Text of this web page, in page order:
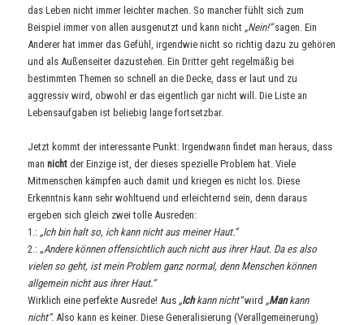
das Leben nicht immer leichter machen. So mancher fühlt sich zum
Beispiel immer von allen ausgenutzt und kann nicht „Nein!“sagen. Ein
Anderer hat immer das Gefühl, irgendwie nicht so richtig dazu zu gehören
und als Außenseiter dazustehen. Ein Dritter geht regelmäßig bei
bestimmten Themen so schnell an die Decke, dass er laut und zu
aggressiv wird, obwohl er das eigentlich gar nicht will. Die Liste an
Lebensaufgaben ist beliebig lange fortsetzbar.
Jetzt kommt der interessante Punkt: Irgendwann findet man heraus, dass
mannichtder Einzige ist, der dieses spezielle Problem hat. Viele
Mitmenschen kämpfen auch damit und kriegen es nicht los. Diese
Erkenntnis kann sehr wohltuend und erleichternd sein, denn daraus
ergeben sich gleich zwei tolle Ausreden:
1.: „Ich bin halt so, ich kann nicht aus meiner Haut.“
2.: „Andere können offensichtlich auch nicht aus ihrer Haut. Da es also
vielen so geht, ist mein Problem ganz normal, denn Menschen können
allgemein nicht aus ihrer Haut.“
Wirklich eine perfekte Ausrede! Aus „Ichkann nicht“wird „Mankann
nicht“. Also kann es keiner. Diese Generalisierung (Verallgemeinerung)